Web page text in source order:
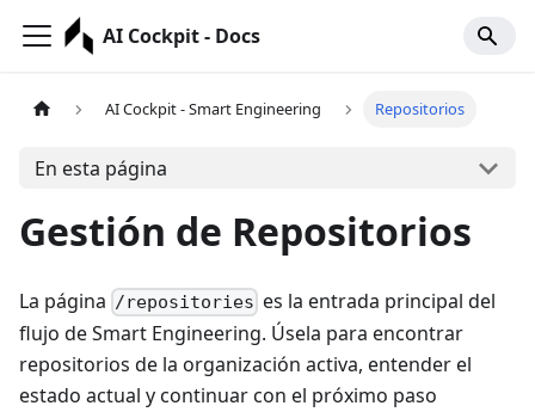
AI Cockpit - Docs
AI Cockpit - Smart Engineering Repositorios
En esta página
Gestión de Repositorios
La página /repositories es la entrada principal del
flujo de Smart Engineering. Úsela para encontrar
repositorios de la organización activa, entender el
estado actual y continuar con el próximo paso